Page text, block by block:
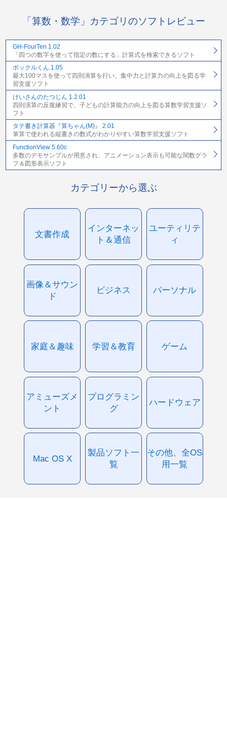
「算数・数学」カテゴリのソフトレビュー
GH-FourTen 1.02
「四つの数字を使って指定の数にする」計算式を検索できるソフト
ボックルくん 1.05
最大100マスを使って四則演算を行い、集中力と計算力の向上を図る学
習支援ソフト
けいさんのたつじん 1.2.01
四則演算の反復練習で、子どもの計算能力の向上を図る算数学習支援ソ
フト
タテ書き計算器『算ちゃん(M)』 2.01
筆算で使われる縦書きの数式がわかりやすい算数学習支援ソフト
FunctionView 5.60c
多数のデモサンプルが用意され、アニメーション表示も可能な関数グラ
フ＆図形表示ソフト
カテゴリーから選ぶ
文書作成
インターネッ
ト＆通信
ユーティリテ
ィ
画像＆サウン
ド
ビジネス パーソナル
家庭＆趣味 学習＆教育 ゲーム
アミューズメ
ント
プログラミン
グ
ハードウェア
Mac OS X
製品ソフト一
覧
その他、全OS
用一覧